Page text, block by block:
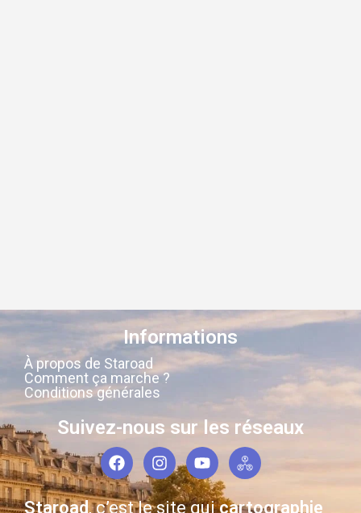
Informations
À propos de Staroad
Comment ça marche ?
Conditions générales
Suivez-nous sur les réseaux
Staroad, c’est le site quicartographie